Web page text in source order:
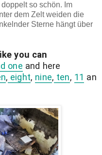
so schön. Im
dem Zelt weiden die
Sterne hängt über
you can
one and here
, eight, nine, ten, 11 an